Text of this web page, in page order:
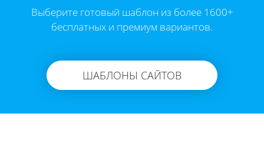
Выберите готовый шаблон из более 1600+
бесплатных и премиум вариантов.
ШАБЛОНЫ САЙТОВ